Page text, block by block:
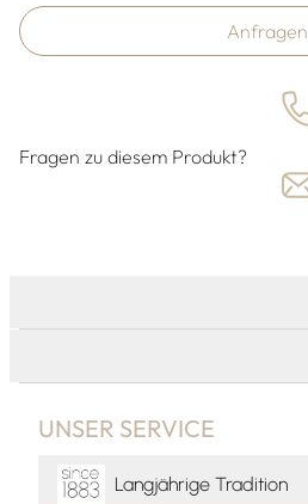
Anfragen
Fragen zu diesem Produkt?
UNSER SERVICE
Langjährige Tradition